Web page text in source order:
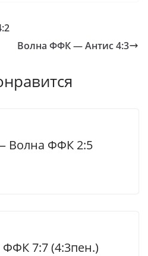
Волна ФФК — Антис 4:3
Волна ФФК 2:5
7:7 (4:3пен.)